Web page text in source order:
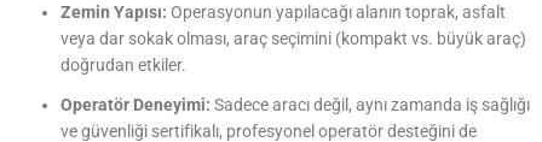
Zemin Yapısı: Operasyonun yapılacağı alanın toprak, asfalt
veya dar sokak olması, araç seçimini (kompakt vs. büyük araç)
doğrudan etkiler.
Operatör Deneyimi: Sadece aracı değil, aynı zamanda iş sağlığı
ve güvenliği sertifikalı, profesyonel operatör desteğini de